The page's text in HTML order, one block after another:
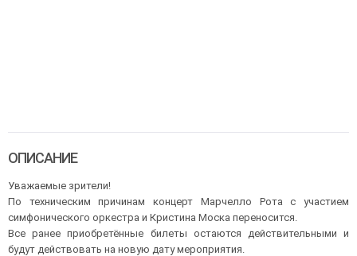
ОПИСАНИЕ
Уважаемые зрители!
По техническим причинам концерт Марчелло Рота с участием
симфонического оркестра и Кристина Моска переносится.
Все ранее приобретённые билеты остаются действительными и
будут действовать на новую дату мероприятия.